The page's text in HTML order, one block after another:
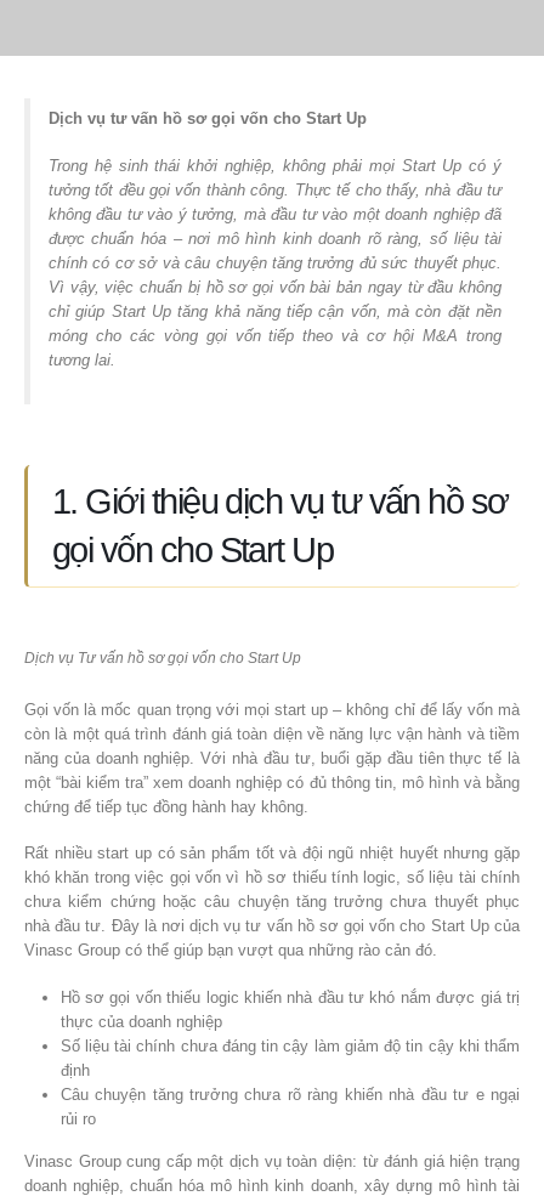
Dịch vụ tư vấn hồ sơ gọi vốn cho Start Up
Trong hệ sinh thái khởi nghiệp, không phải mọi Start Up có ý
tưởng tốt đều gọi vốn thành công. Thực tế cho thấy, nhà đầu tư
không đầu tư vào ý tưởng, mà đầu tư vào một doanh nghiệp đã
được chuẩn hóa – nơi mô hình kinh doanh rõ ràng, số liệu tài
chính có cơ sở và câu chuyện tăng trưởng đủ sức thuyết phục.
Vì vậy, việc chuẩn bị hồ sơ gọi vốn bài bản ngay từ đầu không
chỉ giúp Start Up tăng khả năng tiếp cận vốn, mà còn đặt nền
móng cho các vòng gọi vốn tiếp theo và cơ hội M&A trong
tương lai.
1. Giới thiệu dịch vụ tư vấn hồ sơ
gọi vốn cho Start Up
Dịch vụ Tư vấn hồ sơ gọi vốn cho Start Up
Gọi vốn là mốc quan trọng với mọi start up – không chỉ để lấy vốn mà
còn là một quá trình đánh giá toàn diện về năng lực vận hành và tiềm
năng của doanh nghiệp. Với nhà đầu tư, buổi gặp đầu tiên thực tế là
một “bài kiểm tra” xem doanh nghiệp có đủ thông tin, mô hình và bằng
chứng để tiếp tục đồng hành hay không.
Rất nhiều start up có sản phẩm tốt và đội ngũ nhiệt huyết nhưng gặp
khó khăn trong việc gọi vốn vì hồ sơ thiếu tính logic, số liệu tài chính
chưa kiểm chứng hoặc câu chuyện tăng trưởng chưa thuyết phục
nhà đầu tư. Đây là nơi dịch vụ tư vấn hồ sơ gọi vốn cho Start Up của
Vinasc Group có thể giúp bạn vượt qua những rào cản đó.
Hồ sơ gọi vốn thiếu logic khiến nhà đầu tư khó nắm được giá trị
thực của doanh nghiệp
Số liệu tài chính chưa đáng tin cậy làm giảm độ tin cậy khi thẩm
định
Câu chuyện tăng trưởng chưa rõ ràng khiến nhà đầu tư e ngại
rủi ro
Vinasc Group cung cấp một dịch vụ toàn diện: từ đánh giá hiện trạng
doanh nghiệp, chuẩn hóa mô hình kinh doanh, xây dựng mô hình tài